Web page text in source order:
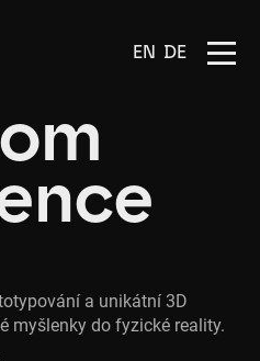
EN DE
a unikátní 3D
myšlenky do fyzické reality.